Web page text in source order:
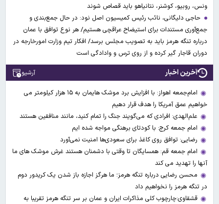
ونس، روبیو، کوشنر، نتانیاهو باید قصاص شوند
حاجی دلیگانی، نائب رئیس کمیسیون اصل نود: در حال جمع‌بندی و
جمع‌آوری مستندات برای استیضاح عراقچی هستیم/ هر نوع توافق با عمان
درباره تنگه هرمز باید به تصویب مجلس برسد/ افکار تیم وزارت امورخارجه در
دوران قاجار گیر کرده و از روی ترس و وادادگی است
آخرین اخبار آرشیو
امام‌جمعه اهواز: با افزایش برد موشک هایمان به ۱۵ هزار کیلومتر می
خواهیم عمق آمریکا را هدف قرار دهیم
علم‌الهدی: افرادی که می‌گویند جنگ را تمام کنید، مانند منافقین هستند
امام جمعه کرج: با کودتای برهنگی مواجه شده ایم
رضایی: توافق روی کاغذ برای سعودی‌ها امنیت نمی‌آورد
امام جمعه قم: همسایگان تا وقتی با دشمنان هستند غرش موشک های ما
آنها را تهدید می کند
محسن رضایی درباره تنگه هرمز؛ ما هرگز اجازه باز شدن یک کریدور دوم
در تنگه هرمز را نخواهیم داد
قشقاوی:چارچوب کلی مذاکرات ایران و عمان بر سر تنگه هرمز تقریبا به